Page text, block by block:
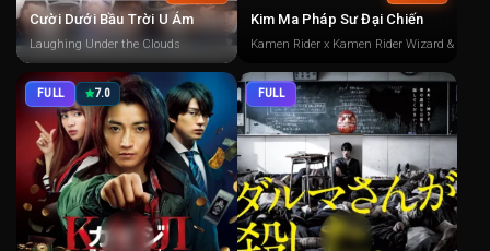
Cười Dưới Bầu Trời U Ám
Laughing Under the Clouds
Kim Ma Pháp Sư Đại Chiến
Kamen Rider x Kamen Rider Wizard &
FULL 7.0 FULL